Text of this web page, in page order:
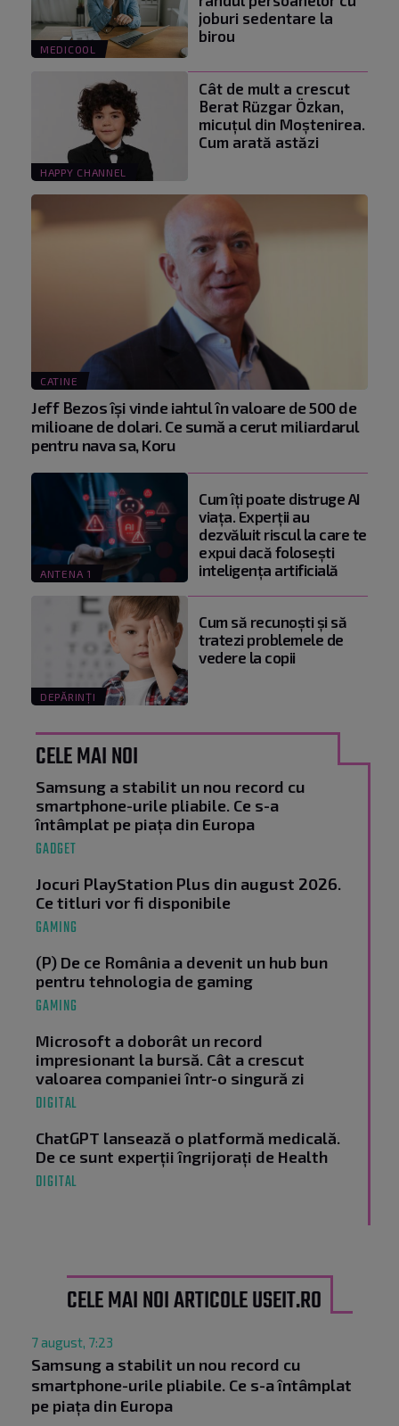
MEDICOOL
joburi sedentare la
birou
HAPPY CHANNEL
Cât de mult a crescut
Berat Rüzgar Özkan,
micuțul din Moștenirea.
Cum arată astăzi
CATINE
Jeff Bezos își vinde iahtul în valoare de 500 de
milioane de dolari. Ce sumă a cerut miliardarul
pentru nava sa, Koru
ANTENA 1
Cum îți poate distruge AI
viața. Experții au
dezvăluit riscul la care te
expui dacă folosești
inteligența artificială
DEPĂRINȚI
Cum să recunoști și să
tratezi problemele de
vedere la copii
CELE MAI NOI
Samsung a stabilit un nou record cu
smartphone-urile pliabile. Ce s-a
întâmplat pe piața din Europa
GADGET
Jocuri PlayStation Plus din august 2026.
Ce titluri vor fi disponibile
GAMING
(P) De ce România a devenit un hub bun
pentru tehnologia de gaming
GAMING
Microsoft a doborât un record
impresionant la bursă. Cât a crescut
valoarea companiei într-o singură zi
DIGITAL
ChatGPT lansează o platformă medicală.
De ce sunt experții îngrijorați de Health
DIGITAL
CELE MAI NOI ARTICOLE USEIT.RO
7 august, 7:23
Samsung a stabilit un nou record cu
smartphone-urile pliabile. Ce s-a întâmplat
pe piața din Europa